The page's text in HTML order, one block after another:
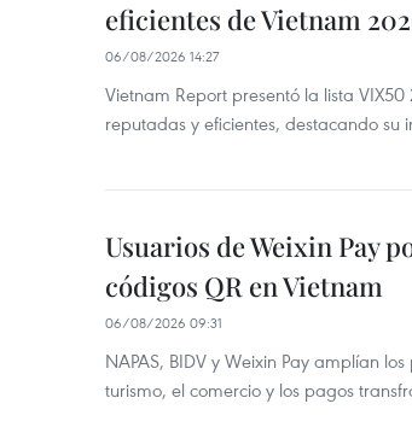
eficientes de Vietnam
06/08/2026 14:27
Vietnam Report presentó la lista
reputadas y eficientes, destacando su
Usuarios de Weixin Pay
códigos QR en Vietnam
06/08/2026 09:31
NAPAS, BIDV y Weixin Pay amplían
turismo, el comercio y los pagos